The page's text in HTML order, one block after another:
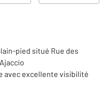
pied situé Rue des
avec excellente visibilité